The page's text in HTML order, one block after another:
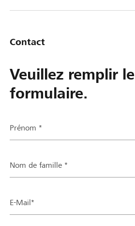
Contact
Veuillez remplir le
formulaire.
Prénom *
Nom de famille *
E-Mail*